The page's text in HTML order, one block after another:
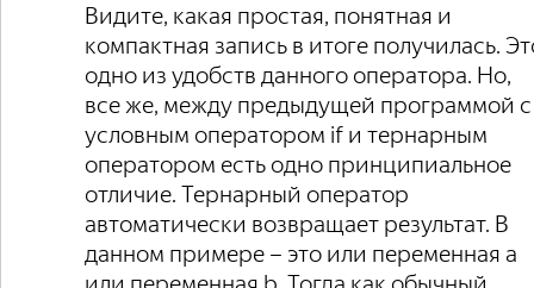
Видите, какая простая, понятная и
компактная запись в итоге получилась.
одно из удобств данного оператора. Но,
все же, между предыдущей программой с
условным оператором if и тернарным
оператором есть одно принципиальное
отличие. Тернарный оператор
автоматически возвращает результат. В
данном примере – это или переменная a